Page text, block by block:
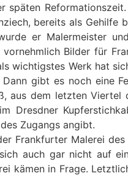
späten
bereits als Gehilfe
er Malermeister
Bilder für
wichtigstes Werk hat
gibt es noch eine
aus dem letzten Viertel
Dresdner
Zugangs angibt.
Frankfurter Malerei
auch gar nicht auf
kämen in Frage.